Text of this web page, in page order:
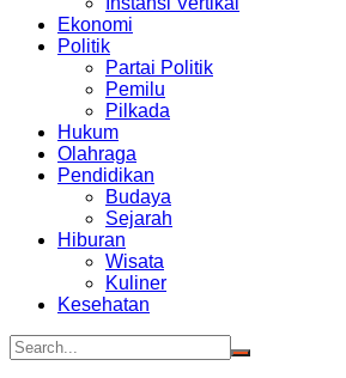
Ekonomi
Politik
Partai Politik
Pemilu
Pilkada
Hukum
Olahraga
Pendidikan
Budaya
Sejarah
Hiburan
Wisata
Kuliner
Kesehatan